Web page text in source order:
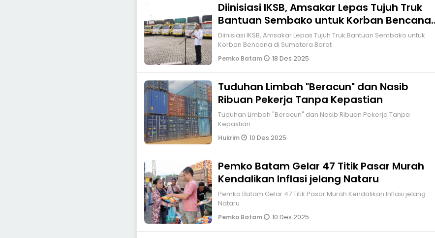
Diinisiasi IKSB, Amsakar Lepas Tujuh Truk
Bantuan Sembako untuk Korban Bencana
di Sumatera Barat
Diinisiasi IKSB, Amsakar Lepas Tujuh Truk Bantuan Sembako untuk
Korban Bencana di Sumatera Barat
Pemko Batam 18 Des 2025
Tuduhan Limbah "Beracun" dan Nasib
Ribuan Pekerja Tanpa Kepastian
Tuduhan Limbah "Beracun" dan Nasib Ribuan Pekerja Tanpa
Kepastian
Hukrim 10 Des 2025
Pemko Batam Gelar 47 Titik Pasar Murah
Kendalikan Inflasi jelang Nataru
Pemko Batam Gelar 47 Titik Pasar Murah Kendalikan Inflasi jelang
Nataru
Pemko Batam 10 Des 2025